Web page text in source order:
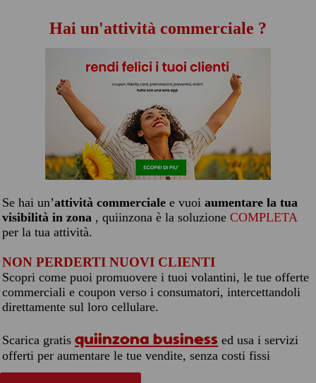
Hai un'attività commerciale ?
Se hai un’attività commerciale e vuoi aumentare la tua
visibilità in zona , quiinzona è la soluzione COMPLETA
per la tua attività.
NON PERDERTI NUOVI CLIENTI
Scopri come puoi promuovere i tuoi volantini, le tue offerte
commerciali e coupon verso i consumatori, intercettandoli
direttamente sul loro cellulare.
Scarica gratis quiinzona business ed usa i servizi
offerti per aumentare le tue vendite, senza costi fissi